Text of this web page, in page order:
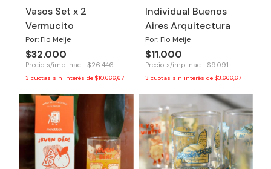
Vasos Set x 2
Vermucito
Por: Flo Meije
$32.000
Precio s/imp. nac. : $26.446
3 cuotas sin interés de $10.666,67
Individual Buenos
Aires Arquitectura
Por: Flo Meije
$11.000
Precio s/imp. nac. : $9.091
3 cuotas sin interés de $3.666,67